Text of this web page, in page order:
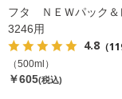
フタ ＮＥＷパック
3246用
4.8 （
（500ml）
￥605(税込)